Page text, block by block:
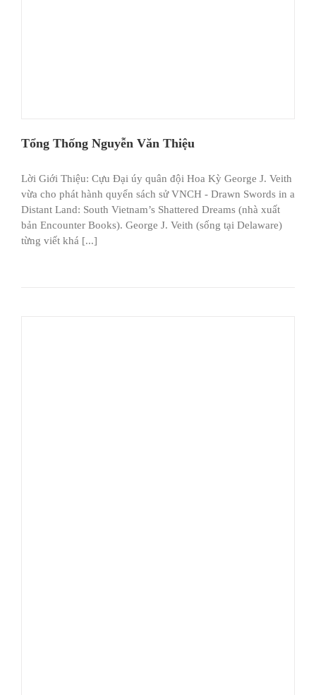
Tổng Thống Nguyễn Văn Thiệu
Lời Giới Thiệu: Cựu Đại úy quân đội Hoa Kỳ George J. Veith
vừa cho phát hành quyển sách sử VNCH - Drawn Swords in a
Distant Land: South Vietnam’s Shattered Dreams (nhà xuất
bản Encounter Books). George J. Veith (sống tại Delaware)
từng viết khá [...]